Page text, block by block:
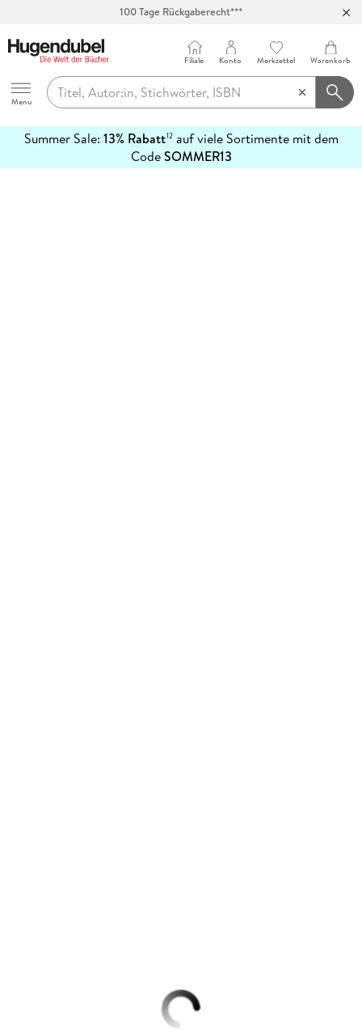
100 Tage Rückgaberecht***
Hugendubel
Menu
Filiale Konto Merkzettel Warenkorb
Summer Sale: 13% Rabatt12auf viele Sortimente mit dem
CodeSOMMER13
erfahren